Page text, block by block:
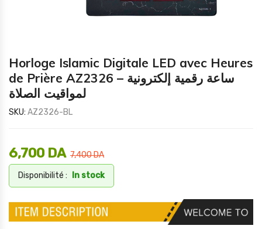
Horloge Islamic Digitale LED avec Heures
de Prière AZ2326 – ساعة رقمية إلكترونية
لمواقيت الصلاة
SKU: AZ2326-BL
7,400DA
6,700 DA
Disponibilité : In stock